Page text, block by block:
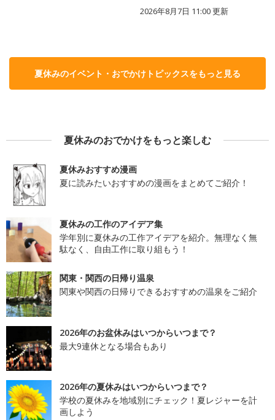
2026年8月7日 11:00更新
夏休みのイベント・おでかけトピックスをもっと見る
夏休みのおでかけをもっと楽しむ
夏休みおすすめ漫画
夏に読みたいおすすめの漫画をまとめてご紹介！
夏休みの工作のアイデア集
学年別に夏休みの工作アイデアを紹介。無理なく無
駄なく、自由工作に取り組もう！
関東・関西の日帰り温泉
関東や関西の日帰りできるおすすめの温泉をご紹介
2026年のお盆休みはいつからいつまで？
最大9連休となる場合もあり
2026年の夏休みはいつからいつまで？
学校の夏休みを地域別にチェック！夏レジャーを計
画しよう